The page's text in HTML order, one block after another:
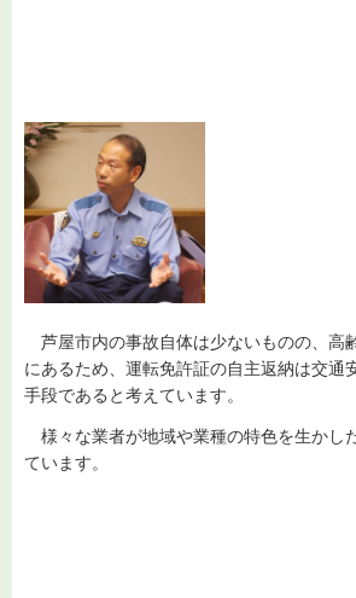
芦屋市内の事故自体は少ないものの、高
にあるため、運転免許証の自主返納は交通
手段であると考えています。
様々 な業者が地域や業種の特色を生かし
ています。